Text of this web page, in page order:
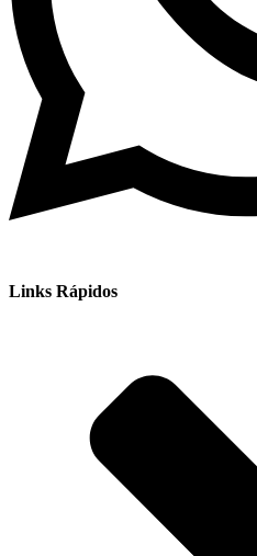
Links Rápidos